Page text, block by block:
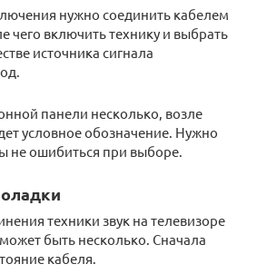
нужно соединить кабелем
чего включить технику и выбрать
источника сигнала
панели несколько, возле
условное обозначение. Нужно
не ошибиться при выборе.
техники звук на телевизоре
быть несколько. Сначала
кабеля.